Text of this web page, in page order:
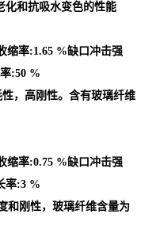
化和抗吸水变色的性能
缩率:1.65 %缺口冲击强
:50 %
，高刚性。含有玻璃纤维
缩率:0.75 %缺口冲击强
率:3 %
和刚性，玻璃纤维含量为